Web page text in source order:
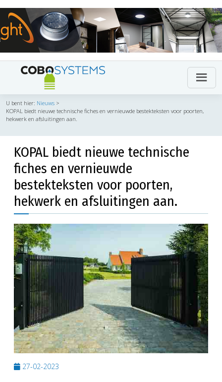
U bent hier: Nieuws >
KOPAL biedt nieuwe technische fiches en vernieuwde bestekteksten voor poorten,
hekwerk en afsluitingen aan.
KOPAL biedt nieuwe technische
fiches en vernieuwde
bestekteksten voor poorten,
hekwerk en afsluitingen aan.
27-02-2023